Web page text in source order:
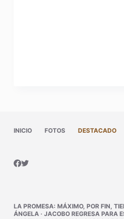
INICIO FOTOS DESTACADO
LA PROMESA: MÁXIMO, POR FIN,
ÁNGELA· JACOBO REGRESA PARA